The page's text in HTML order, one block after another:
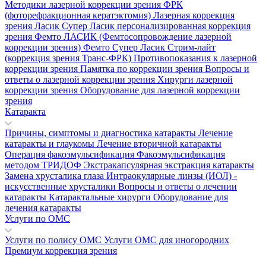
Методики лазерной коррекции зрения ФРК
(фоторефракционная кератэктомия) Лазерная коррекция
зрения Ласик Супер Ласик персонализированная коррекция
зрения Фемто ЛАСИК (Фемтосопровождение лазерной
коррекции зрения) Фемто Супер Ласик Стрим-лайт
(коррекция зрения Транс-ФРК) Противопоказания к лазерной
коррекции зрения Памятка по коррекции зрения Вопросы и
ответы о лазерной коррекции зрения Хирурги лазерной
коррекции зрения Оборудование для лазерной коррекции
зрения
Катаракта
Причины, симптомы и диагностика катаракты Лечение
катаракты и глаукомы Лечение вторичной катаракты
Операция факоэмульсификация Факоэмульсификация
методом ТРИДОФ Экстракапсулярная экстракция катаракты
Замена хрусталика глаза Интраокулярные линзы (ИОЛ) -
искусственные хрусталики Вопросы и ответы о лечении
катаракты Катарактальные хирурги Оборудование для
лечения катаракты
Услуги по ОМС
Услуги по полису ОМС Услуги ОМС для иногородних
Премиум коррекция зрения